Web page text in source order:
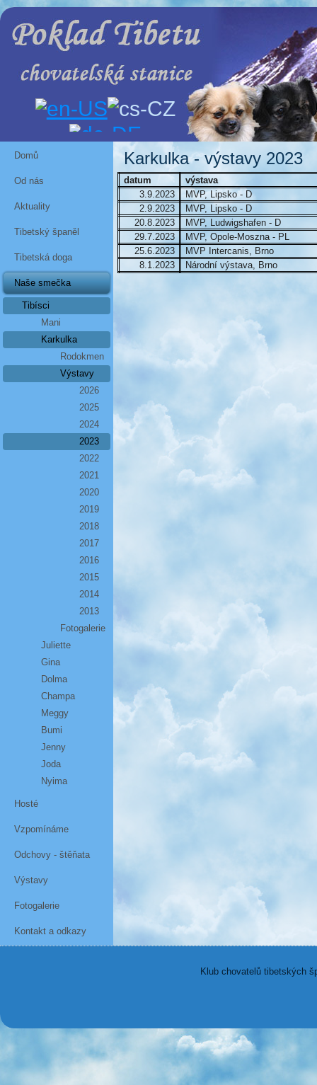
Domů
Od nás
Aktuality
Tibetský španěl
Tibetská doga
Naše smečka
Tibísci
Mani
Karkulka
Rodokmen
Výstavy
2026
2025
2024
2023
2022
2021
2020
2019
2018
2017
2016
2015
2014
2013
Fotogalerie
Juliette
Gina
Dolma
Champa
Meggy
Bumi
Jenny
Joda
Nyima
Hosté
Vzpomínáme
Odchovy - štěňata
Výstavy
Fotogalerie
Kontakt a odkazy
Karkulka - výstavy 2023
datum
výstava
3.9.2023
MVP, Lipsko - D
2.9.2023
MVP, Lipsko - D
20.8.2023
MVP, Ludwigshafen - D
29.7.2023
MVP, Opole-Moszna - PL
25.6.2023
MVP Intercanis, Brno
8.1.2023
Národní výstava, Brno
Klub chovatelů tibetských